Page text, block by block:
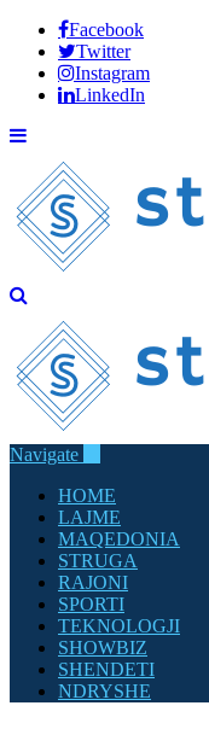
Facebook
Twitter
Instagram
LinkedIn
Navigate
HOME
LAJME
MAQEDONIA
STRUGA
RAJONI
SPORTI
TEKNOLOGJI
SHOWBIZ
SHENDETI
NDRYSHE